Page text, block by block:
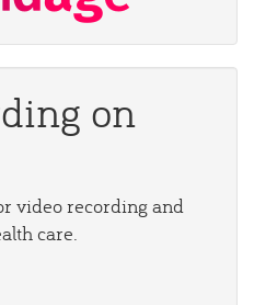
on
video recording and
care.